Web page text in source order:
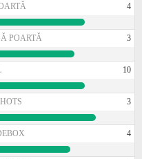
4
POARTĂ 3
10
3
4